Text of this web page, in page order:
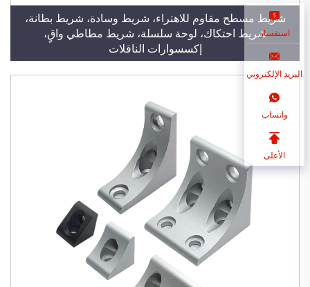
شريط مسطح مقاوم للاهتراء، شريط وسادة، شريط بطانة،
شريط احتكاك، لوحة سلسلة، شريط مطاطي واقٍ،
إكسسوارات الناقلات
استفسار
البريد الإلكتروني
واتساب
الأعلى